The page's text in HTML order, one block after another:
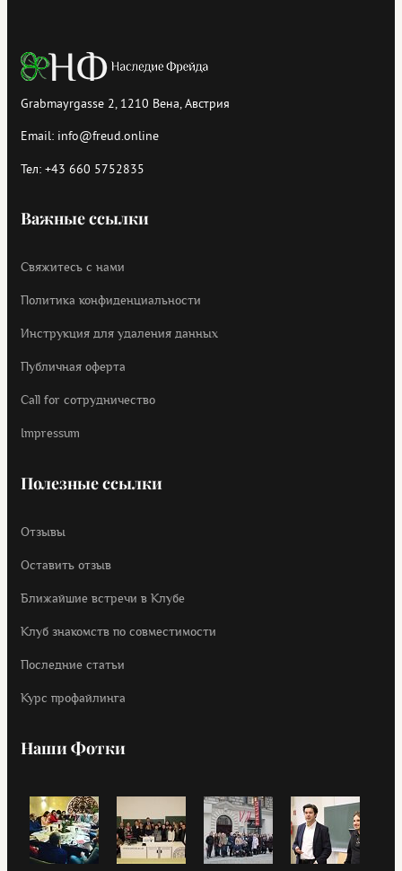
Grabmayrgasse 2, 1210 Вена, Австрия
Email: info@freud.online
Тел: +43 660 5752835
Важные ссылки
Свяжитесь с нами
Политика конфиденциальности
Инструкция для удаления данных
Публичная оферта
Call for cотрудничество
Impressum
Полезные ссылки
Отзывы
Оставить отзыв
Ближайшие встречи в Клубе
Клуб знакомств по совместимости
Последние статьи
Курс профайлинга
Наши Фотки